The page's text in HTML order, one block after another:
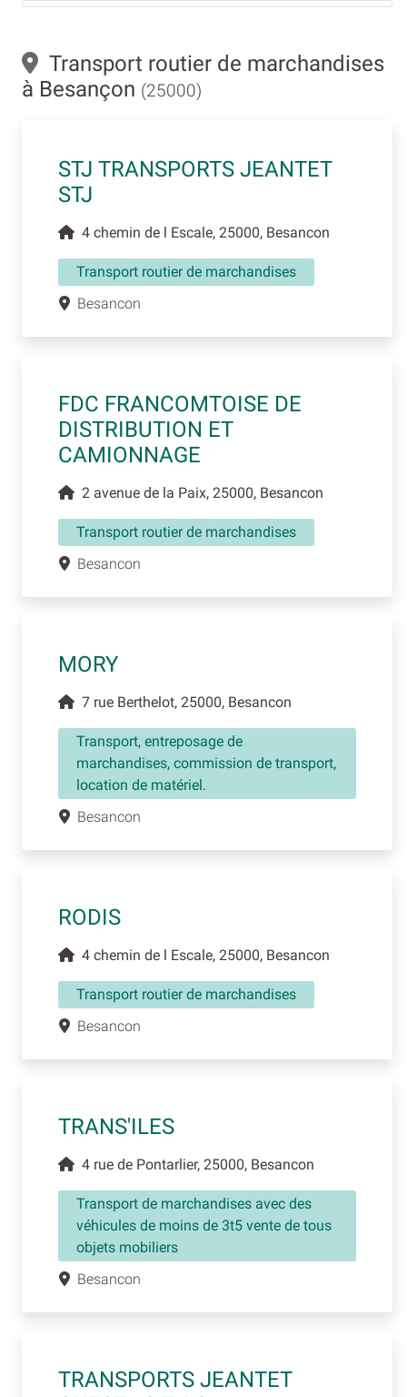
Transport routier de marchandises
à Besançon (25000)
STJ TRANSPORTS JEANTET
STJ
4 chemin de l Escale, 25000, Besancon
Transport routier de marchandises
Besancon
FDC FRANCOMTOISE DE
DISTRIBUTION ET
CAMIONNAGE
2 avenue de la Paix, 25000, Besancon
Transport routier de marchandises
Besancon
MORY
7 rue Berthelot, 25000, Besancon
Transport, entreposage de
marchandises, commission de transport,
location de matériel.
Besancon
RODIS
4 chemin de l Escale, 25000, Besancon
Transport routier de marchandises
Besancon
TRANS'ILES
4 rue de Pontarlier, 25000, Besancon
Transport de marchandises avec des
véhicules de moins de 3t5 vente de tous
objets mobiliers
Besancon
TRANSPORTS JEANTET